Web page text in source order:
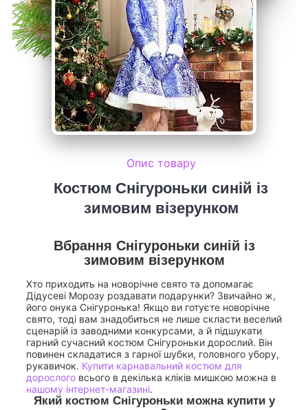
Опис товару
Костюм Снігуроньки синій із
зимовим візерунком
Вбрання Снігуроньки синій із
зимовим візерунком
Хто приходить на новорічне свято та допомагає
Дідусеві Морозу роздавати подарунки? Звичайно ж,
його онука Снігуронька! Якщо ви готуєте новорічне
свято, тоді вам знадобиться не лише скласти веселий
сценарій із заводними конкурсами, а й підшукати
гарний сучасний костюм Снігуроньки дорослий. Він
повинен складатися з гарної шубки, головного убору,
рукавичок. Купити карнавальний костюм для
дорослого всього в декілька кліків мишкою можна в
нашому інтернет-магазині.
Який костюм Снігуроньки можна купити у